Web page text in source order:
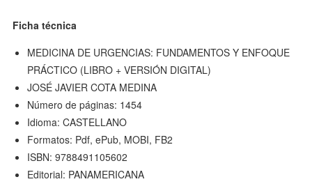
Ficha técnica
MEDICINA DE URGENCIAS: FUNDAMENTOS Y ENFOQUE
PRÁCTICO (LIBRO + VERSIÓN DIGITAL)
JOSÉ JAVIER COTA MEDINA
Número de páginas: 1454
Idioma: CASTELLANO
Formatos: Pdf, ePub, MOBI, FB2
ISBN: 9788491105602
Editorial: PANAMERICANA